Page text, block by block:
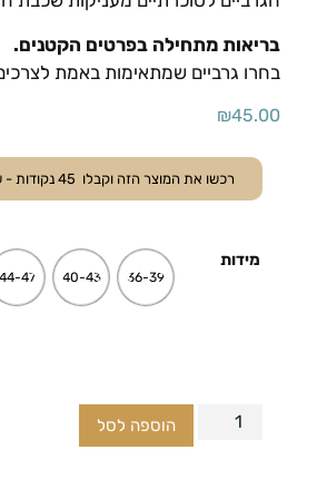
בריאות מתחילה בפרטים הקטנים.
בחרו גרביים שמתאימות באמת
₪45.00
רכשו את המוצר הזה וקבלו 45 נקודות -
מידות
36-39
40-43
44-47
הוספה לסל